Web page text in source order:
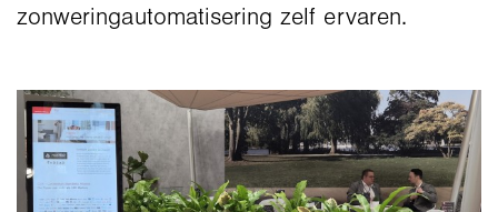
zonweringautomatisering zelf ervaren.